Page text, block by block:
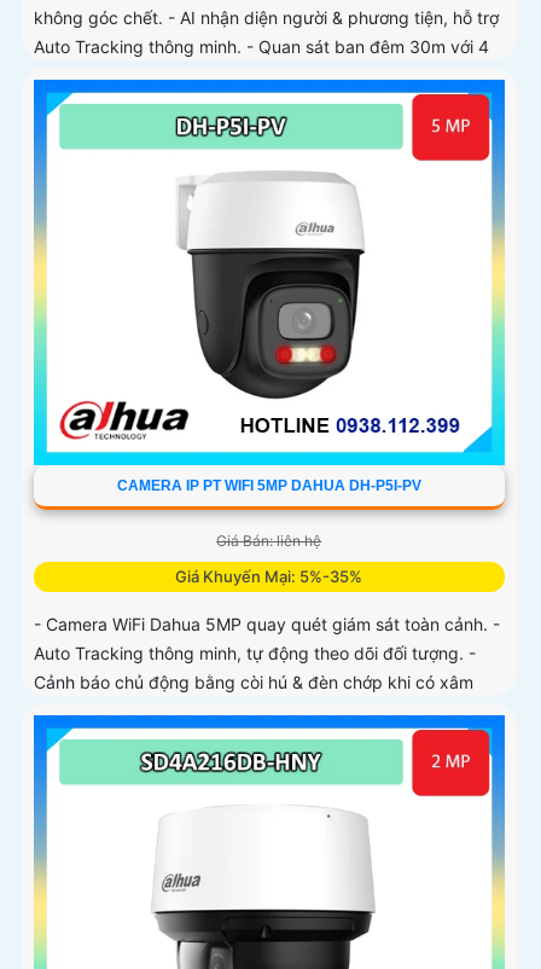
không góc chết. - AI nhận diện người & phương tiện, hỗ trợ
Auto Tracking thông minh. - Quan sát ban đêm 30m với 4
chế độ (có màu ban đêm)
CAMERA IP PT WIFI 5MP DAHUA DH-P5I-PV
Giá Bán: liên hệ
Giá Khuyến Mại: 5%-35%
- Camera WiFi Dahua 5MP quay quét giám sát toàn cảnh. -
Auto Tracking thông minh, tự động theo dõi đối tượng. -
Cảnh báo chủ động bằng còi hú & đèn chớp khi có xâm
nhập